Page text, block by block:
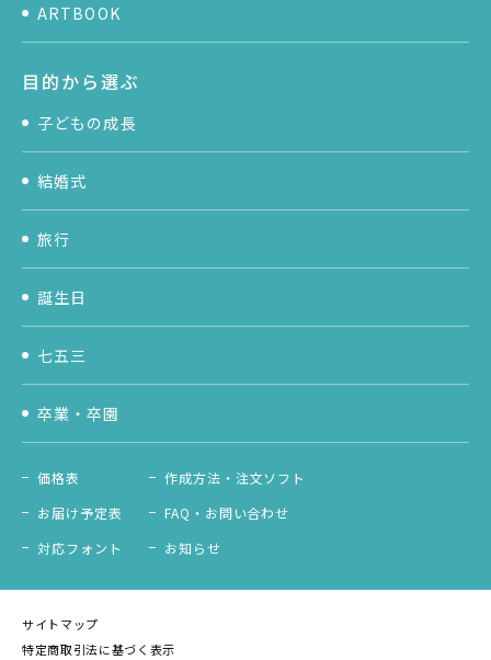
ARTBOOK
目的から選ぶ
子どもの成長
結婚式
旅行
誕生日
七五三
卒業・卒園
価格表
作成方法・注文ソフト
お届け予定表
FAQ・お問い合わせ
対応フォント
お知らせ
サイトマップ
特定商取引法に基づく表示